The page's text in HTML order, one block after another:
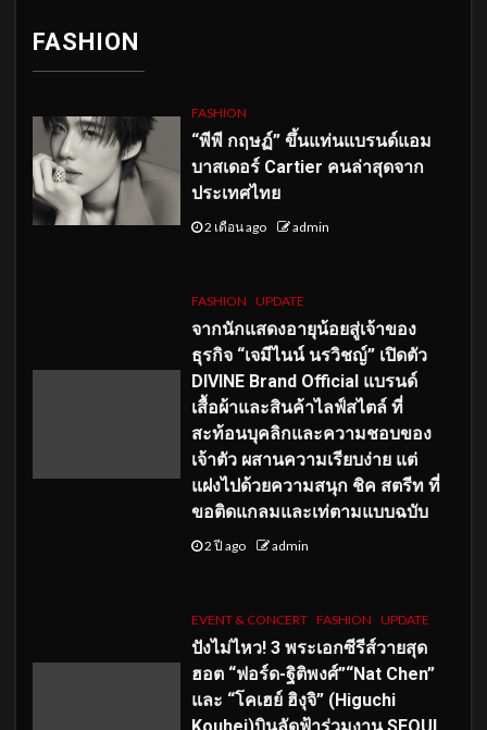
FASHION
FASHION
“พีพี กฤษฏ์” ขึ้นแท่นแบรนด์แอม
บาสเดอร์ Cartier คนล่าสุดจาก
ประเทศไทย
2 เดือน ago admin
FASHION UPDATE
จากนักแสดงอายุน้อยสู่เจ้าของ
ธุรกิจ “เจมีไนน์ นรวิชญ์” เปิดตัว
DIVINE Brand Official แบรนด์
เสื้อผ้าและสินค้าไลฟ์สไตล์ ที่
สะท้อนบุคลิกและความชอบของ
เจ้าตัว ผสานความเรียบง่าย แต่
แฝงไปด้วยความสนุก ชิค สตรีท ที่
ขอติดแกลมและเท่ตามแบบฉบับ
2 ปี ago admin
EVENT & CONCERT FASHION UPDATE
ปังไม่ไหว! 3 พระเอกซีรีส์วายสุด
ฮอต “ฟอร์ด-ฐิติพงศ์”“Nat Chen”
และ “โคเฮย์ ฮิงุจิ” (Higuchi
Kouhei)บินลัดฟ้าร่วมงาน SEOUL